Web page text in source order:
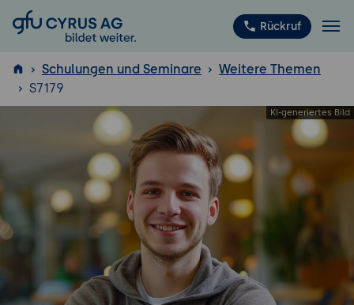
GFU Cyrus AG Rückruf
ISTQB
Schulungen und Seminare
Weitere Themen
S7179